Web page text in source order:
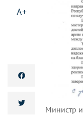
A+
Министр